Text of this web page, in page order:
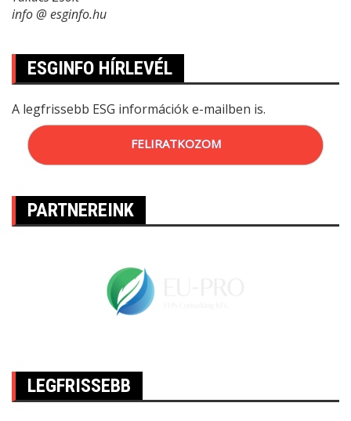
info @ esginfo.hu
ESGINFO HÍRLEVÉL
A legfrissebb ESG információk e-mailben is.
FELIRATKOZOM
PARTNEREINK
LEGFRISSEBB